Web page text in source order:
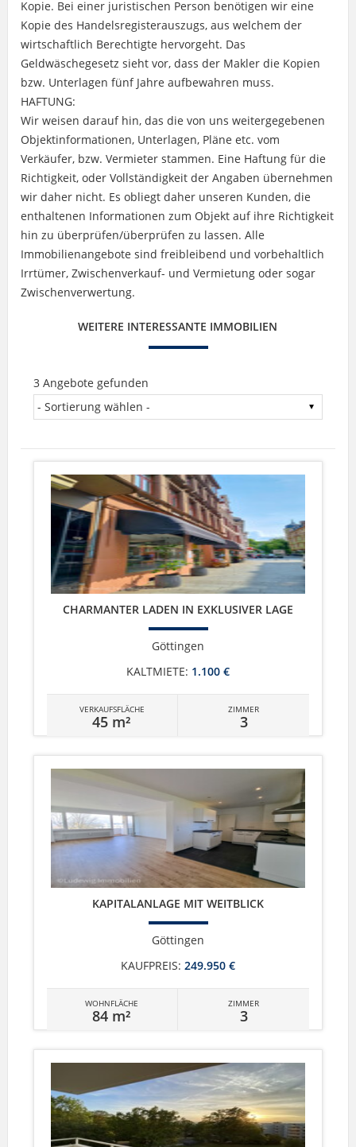
Kopie. Bei einer juristischen Person benötigen wir eine
Kopie des Handelsregisterauszugs, aus welchem der
wirtschaftlich Berechtigte hervorgeht. Das
Geldwäschegesetz sieht vor, dass der Makler die Kopien
bzw. Unterlagen fünf Jahre aufbewahren muss.
HAFTUNG:
Wir weisen darauf hin, das die von uns weitergegebenen
Objektinformationen, Unterlagen, Pläne etc. vom
Verkäufer, bzw. Vermieter stammen. Eine Haftung für die
Richtigkeit, oder Vollständigkeit der Angaben übernehmen
wir daher nicht. Es obliegt daher unseren Kunden, die
enthaltenen Informationen zum Objekt auf ihre Richtigkeit
hin zu überprüfen/überprüfen zu lassen. Alle
Immobilienangebote sind freibleibend und vorbehaltlich
Irrtümer, Zwischenverkauf- und Vermietung oder sogar
Zwischenverwertung.
WEITERE INTERESSANTE IMMOBILIEN
3 Angebote gefunden
CHARMANTER LADEN IN EXKLUSIVER LAGE
Göttingen
KALTMIETE: 1.100 €
VERKAUFSFLÄCHE
45 m²
ZIMMER
3
KAPITALANLAGE MIT WEITBLICK
Göttingen
KAUFPREIS: 249.950 €
WOHNFLÄCHE
84 m²
ZIMMER
3